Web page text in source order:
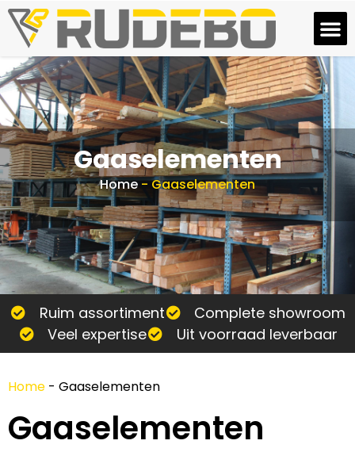
Gaaselementen
Home-Gaaselementen
Ruim assortiment
Complete showroom
Veel expertise
Uit voorraad leverbaar
Home - Gaaselementen
Gaaselementen